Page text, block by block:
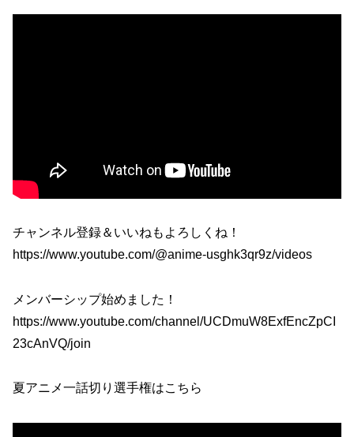
チャンネル登録＆いいねもよろしくね！
https://www.youtube.com/@anime-usghk3qr9z/videos
メンバーシップ始めました！
https://www.youtube.com/channel/UCDmuW8ExfEncZpCI
23cAnVQ/join
夏アニメ一話切り選手権はこちら